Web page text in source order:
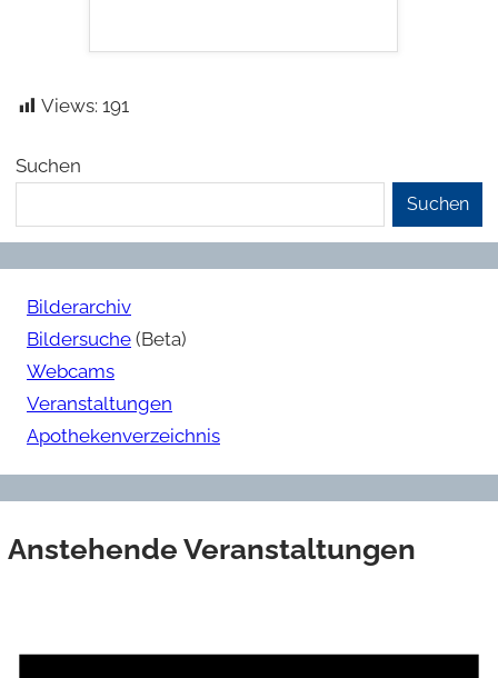
Views: 191
Suchen
Suchen
Bilderarchiv
Bildersuche (Beta)
Webcams
Veranstaltungen
Apothekenverzeichnis
Anstehende Veranstaltungen